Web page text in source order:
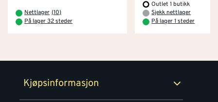
Nettlager (10)
På lager 32 steder
Outlet 1 butikk
Sjekk nettlager
På lager 1 steder
Kjøpsinformasjon
Betaling
Retur- og angrerettsskjema
Montér Klubb
Prismatch
Personvern